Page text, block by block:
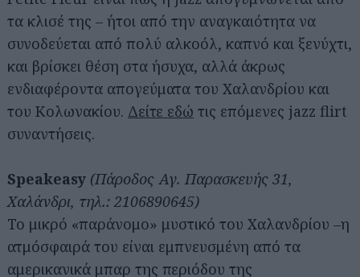
τα κλισέ της – ήτοι από την αναγκαιότητα να
συνοδεύεται από πολύ αλκοόλ, καπνό και ξενύχτι,
και βρίσκει θέση στα ήσυχα, αλλά άκρως
ενδιαφέροντα απογεύματα του Χαλανδρίου και
του Κολωνακίου. Δείτε εδώ τις επόμενες jazz flirt
συναντήσεις.
Speakeasy (Πάροδος Αγ. Παρασκευής 31,
Χαλάνδρι, τηλ.: 2106890645)
Το μικρό «παράνομο» μυστικό του Χαλανδρίου –η
ατμόσφαιρά του είναι εμπνευσμένη από τα
αμερικανικά μπαρ της περιόδου της
Αναζήτηση
για...